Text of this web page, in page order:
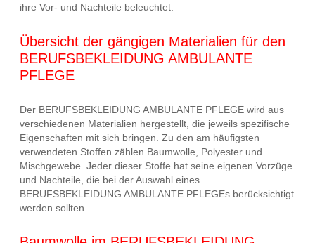
ihre Vor- und Nachteile beleuchtet.
Übersicht der gängigen Materialien für den
BERUFSBEKLEIDUNG AMBULANTE
PFLEGE
Der BERUFSBEKLEIDUNG AMBULANTE PFLEGE wird aus
verschiedenen Materialien hergestellt, die jeweils spezifische
Eigenschaften mit sich bringen. Zu den am häufigsten
verwendeten Stoffen zählen Baumwolle, Polyester und
Mischgewebe. Jeder dieser Stoffe hat seine eigenen Vorzüge
und Nachteile, die bei der Auswahl eines
BERUFSBEKLEIDUNG AMBULANTE PFLEGEs berücksichtigt
werden sollten.